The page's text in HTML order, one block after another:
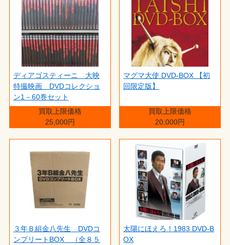
ディアゴスティーニ 大映
特撮映画 DVDコレクショ
ン1－60巻セット
買取上限価格
25,000円
マグマ大使 DVD-BOX 【初
回限定版】
買取上限価格
20,000円
３年Ｂ組金八先生 DVDコ
ンプリートBOX （全８５
太陽にほえろ！1983 DVD-B
OX